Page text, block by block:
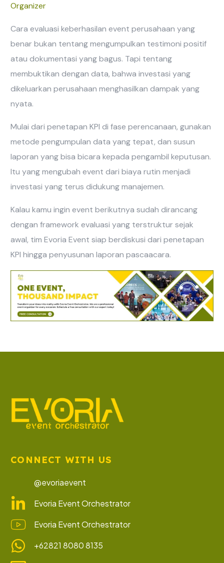
Organizer
Cara evaluasi keberhasilan event perusahaan yang
benar bukan tentang mengumpulkan testimoni positif
atau dokumentasi yang bagus. Tapi tentang
membuktikan dengan data, bahwa investasi yang
dikeluarkan perusahaan menghasilkan dampak yang
nyata.
Mulai dari penetapan KPI di fase perencanaan, gunakan
metode pengumpulan data yang tepat, dan susun
laporan yang bisa bicara kepada pengambil keputusan.
Itu yang mengubah event dari biaya rutin menjadi
investasi yang terus didukung manajemen.
Kalau kamu ingin event berikutnya sudah dirancang
dengan framework evaluasi yang terstruktur sejak
awal, tim Evoria Event siap berdiskusi dari penetapan
KPI hingga penyusunan laporan pascaacara.
CONNECT WITH US
@evoriaevent
Evoria Event Orchestrator
Evoria Event Orchestrator
+62821 8080 8135